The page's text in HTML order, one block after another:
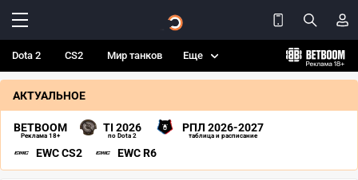
Dota 2 CS2 Мир танков Еще
АКТУАЛЬНОЕ
BETBOOM
Реклама 18+
TI 2026
по Dota 2
РПЛ 2026-2027
таблица и расписание
EWC CS2 EWC R6